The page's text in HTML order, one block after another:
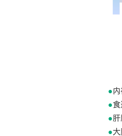
●
●食
●
●